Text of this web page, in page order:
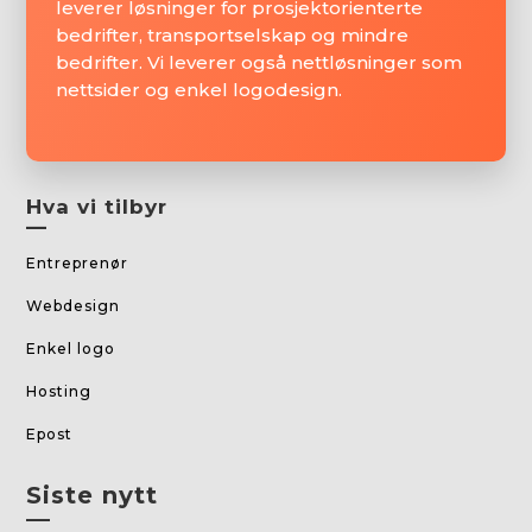
leverer løsninger for prosjektorienterte
bedrifter, transportselskap og mindre
bedrifter. Vi leverer også nettløsninger som
nettsider og enkel logodesign.
Hva vi tilbyr
—
Entreprenør
Webdesign
Enkel logo
Hosting
Epost
Siste nytt
—